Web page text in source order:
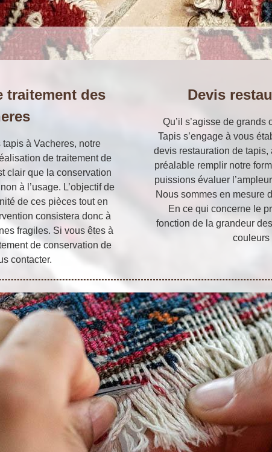
traitement des
à Vacheres, notre
de traitement de
clair que la conservation
à l’usage. L’objectif de
de ces pièces tout en
consistera donc à
fragiles. Si vous êtes à
de conservation de
contacter.
Devis
Qu’il s’agisse de grands
Tapis s’engage à vous
devis restauration de tapis,
préalable remplir notre
puissions évaluer
Nous sommes en mesure
En ce qui concerne le
fonction de la grandeur
couleurs